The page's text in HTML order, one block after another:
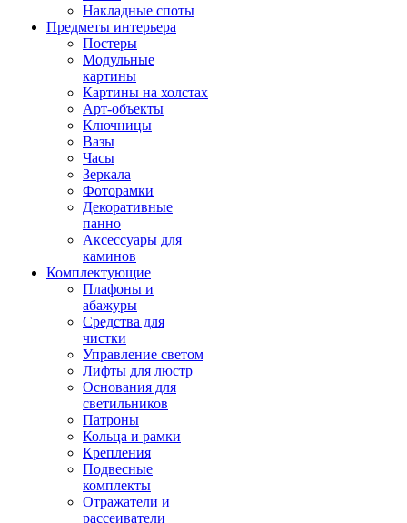
Накладные споты
Предметы интерьера
Постеры
Модульные
картины
Картины на холстах
Арт-объекты
Ключницы
Вазы
Часы
Зеркала
Фоторамки
Декоративные
панно
Аксессуары для
каминов
Комплектующие
Плафоны и
абажуры
Средства для
чистки
Управление светом
Лифты для люстр
Основания для
светильников
Патроны
Кольца и рамки
Крепления
Подвесные
комплекты
Отражатели и
рассеиватели